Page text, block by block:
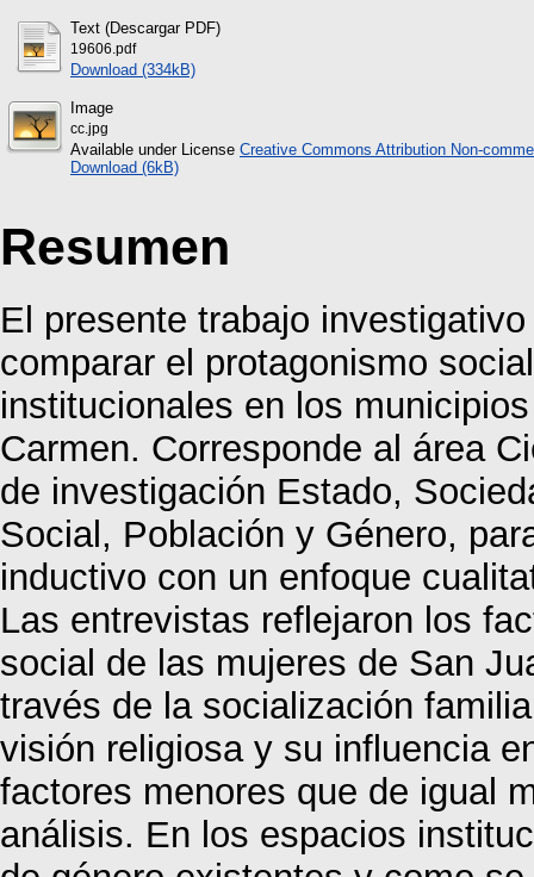
Text (Descargar PDF)
19606.pdf
Download (334kB)
Image
cc.jpg
Available under License Creative Commons Attribution Non-
Download (6kB)
Resumen
El presente trabajo
comparar el protagonismo
institucionales en los
Carmen. Corresponde al área
de investigación Estado,
Social, Población y Género,
inductivo con un enfoque
Las entrevistas reflejaron los
social de las mujeres de San
través de la socialización
visión religiosa y su influencia
factores menores que de igual
análisis. En los espacios